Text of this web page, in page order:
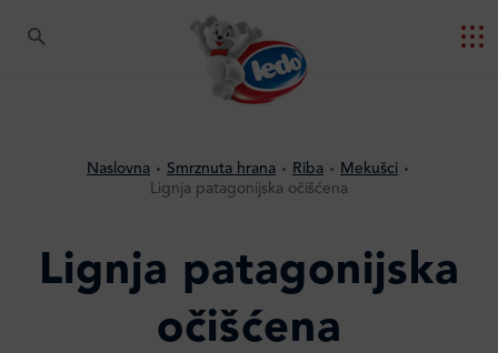
Naslovna Smrznuta hrana Riba
Mekušci
Lignja patagonijska očišćena
Lignja patagonijska
očišćena